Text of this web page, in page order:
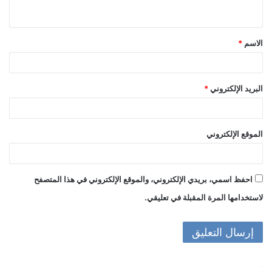
ق
*
الاسم *
البريد الإلكتروني *
الموقع الإلكتروني
احفظ اسمي، بريدي الإلكتروني، والموقع الإلكتروني في هذا المتصفح
لاستخدامها المرة المقبلة في تعليقي.